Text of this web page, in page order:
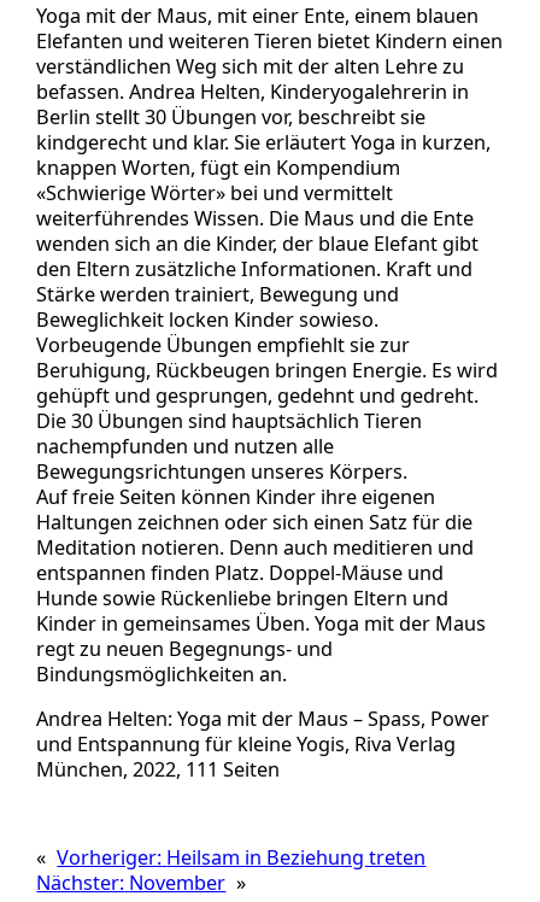
Yoga mit der Maus, mit einer Ente, einem blauen
Elefanten und weiteren Tieren bietet Kindern einen
verständlichen Weg sich mit der alten Lehre zu
befassen. Andrea Helten, Kinderyogalehrerin in
Berlin stellt 30 Übungen vor, beschreibt sie
kindgerecht und klar. Sie erläutert Yoga in kurzen,
knappen Worten, fügt ein Kompendium
«Schwierige Wörter» bei und vermittelt
weiterführendes Wissen. Die Maus und die Ente
wenden sich an die Kinder, der blaue Elefant gibt
den Eltern zusätzliche Informationen. Kraft und
Stärke werden trainiert, Bewegung und
Beweglichkeit locken Kinder sowieso.
Vorbeugende Übungen empfiehlt sie zur
Beruhigung, Rückbeugen bringen Energie. Es wird
gehüpft und gesprungen, gedehnt und gedreht.
Die 30 Übungen sind hauptsächlich Tieren
nachempfunden und nutzen alle
Bewegungsrichtungen unseres Körpers.
Auf freie Seiten können Kinder ihre eigenen
Haltungen zeichnen oder sich einen Satz für die
Meditation notieren. Denn auch meditieren und
entspannen finden Platz. Doppel-Mäuse und
Hunde sowie Rückenliebe bringen Eltern und
Kinder in gemeinsames Üben. Yoga mit der Maus
regt zu neuen Begegnungs- und
Bindungsmöglichkeiten an.
Andrea Helten: Yoga mit der Maus – Spass, Power
und Entspannung für kleine Yogis, Riva Verlag
München, 2022, 111 Seiten
« Vorheriger: Heilsam in Beziehung treten
Nächster: November »